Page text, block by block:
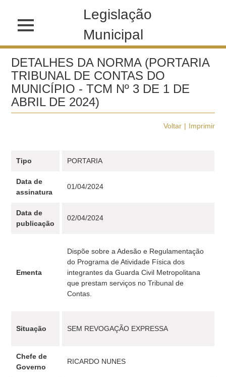
Legislação
Municipal
DETALHES DA NORMA (PORTARIA
TRIBUNAL DE CONTAS DO
MUNICÍPIO - TCM Nº 3 DE 1 DE
ABRIL DE 2024)
Voltar Imprimir
Tipo PORTARIA
Data de
assinatura
01/04/2024
Data de
publicação
02/04/2024
Ementa
Dispõe sobre a Adesão e Regulamentação
do Programa de Atividade Física dos
integrantes da Guarda Civil Metropolitana
que prestam serviços no Tribunal de
Contas.
Situação SEM REVOGAÇÃO EXPRESSA
Chefe de
Governo
RICARDO NUNES